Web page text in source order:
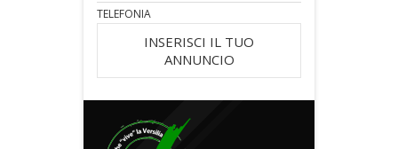
TELEFONIA
INSERISCI IL TUO
ANNUNCIO